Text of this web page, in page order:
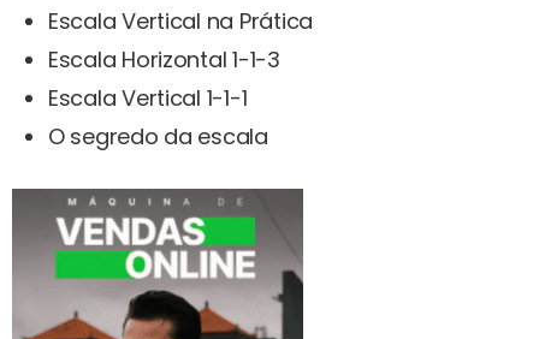
Escala Vertical na Prática
Escala Horizontal 1-1-3
Escala Vertical 1-1-1
O segredo da escala